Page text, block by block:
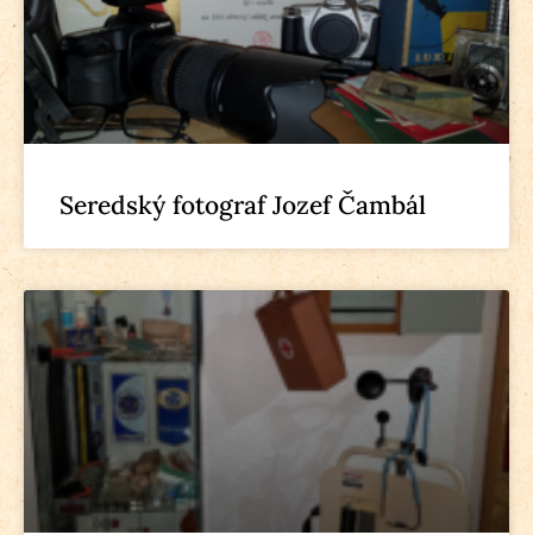
Seredský fotograf Jozef Čambál